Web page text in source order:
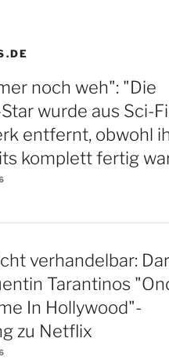
noch weh": "Die
wurde aus Sci-
entfernt, obwohl
komplett fertig
verhandelbar:
Tarantinos
In Hollywood"-
zu Netflix